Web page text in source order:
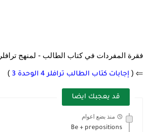
فقرة المفردات في كتاب الطالب - لمنهج ترافلر 4 ⇐
⇐ ( إجابات كتاب الطالب ترافلر 4 الوحدة 3 )
قد يعجبك ايضا
منذ بضع اعوام
Be + prepositions